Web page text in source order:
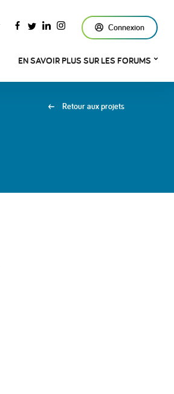
Connexion
EN SAVOIR PLUS SUR LES FORUMS
Retour aux projets